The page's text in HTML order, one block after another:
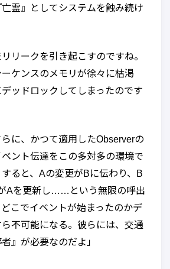
霊』としてシステムを蝕み続け
リークを引き起こすのですね。
ケンスのメモリが徐々に枯渇
ッドロックしてしまったのです
らに、かつて適用したObserverの
ント伝達をこの多対多の環境で
ると、Aの変更がBに伝わり、B
Aを更新し……という無限の呼出
こでイベントが始まったのかデ
不可能になる。彼らには、交通
』が必要なのだよ」